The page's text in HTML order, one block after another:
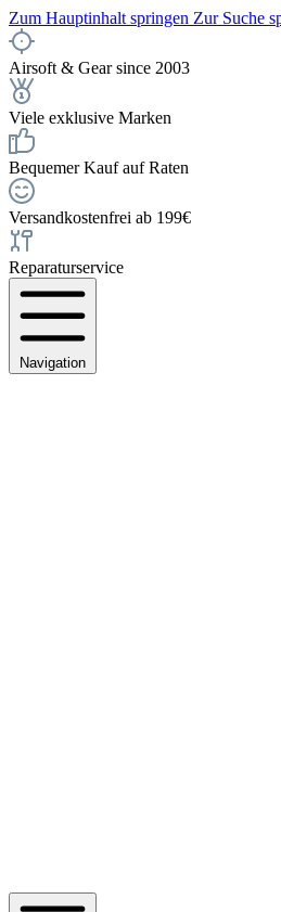
Zum Hauptinhalt springen Zur Suche
Airsoft & Gear since 2003
Viele exklusive Marken
Bequemer Kauf auf Raten
Versandkostenfrei ab 199€
Reparaturservice
Navigation